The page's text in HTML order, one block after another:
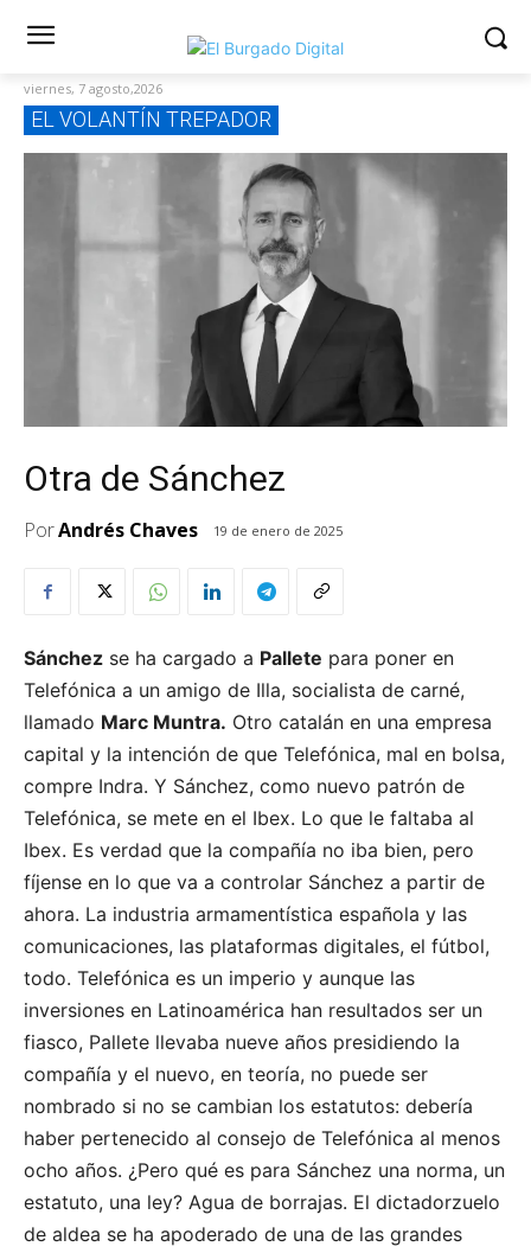
viernes, 7 agosto,2026
EL VOLANTÍN TREPADOR
Otra de Sánchez
PorAndrés Chaves 19 de enero de 2025
Sánchez se ha cargado a Pallete para poner en
Telefónica a un amigo de Illa, socialista de carné,
llamado Marc Muntra. Otro catalán en una empresa
capital y la intención de que Telefónica, mal en bolsa,
compre Indra. Y Sánchez, como nuevo patrón de
Telefónica, se mete en el Ibex. Lo que le faltaba al
Ibex. Es verdad que la compañía no iba bien, pero
fíjense en lo que va a controlar Sánchez a partir de
ahora. La industria armamentística española y las
comunicaciones, las plataformas digitales, el fútbol,
todo. Telefónica es un imperio y aunque las
inversiones en Latinoamérica han resultados ser un
fiasco, Pallete llevaba nueve años presidiendo la
compañía y el nuevo, en teoría, no puede ser
nombrado si no se cambian los estatutos: debería
haber pertenecido al consejo de Telefónica al menos
ocho años. ¿Pero qué es para Sánchez una norma, un
estatuto, una ley? Agua de borrajas. El dictadorzuelo
de aldea se ha apoderado de una de las grandes